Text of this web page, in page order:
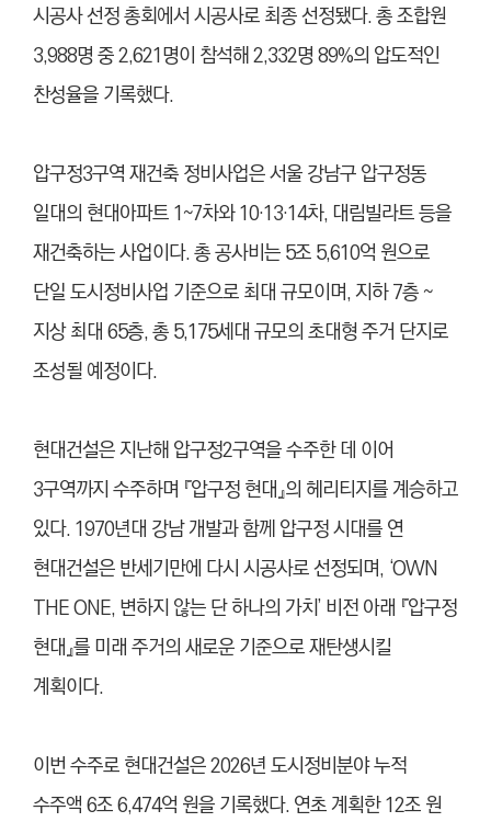
시공사 선정 총회에서 시공사로 최종 선정됐다. 총 조합원
3,988명 중 2,621명이 참석해 2,332명 89%의 압도적인
찬성율을 기록했다.
압구정3구역 재건축 정비사업은 서울 강남구 압구정동
일대의 현대아파트 1~7차와 10·13·14차, 대림빌라트 등을
재건축하는 사업이다. 총 공사비는 5조 5,610억 원으로
단일 도시정비사업 기준으로 최대 규모이며, 지하 7층 ~
지상 최대 65층, 총 5,175세대 규모의 초대형 주거 단지로
조성될 예정이다.
현대건설은 지난해 압구정2구역을 수주한 데 이어
3구역까지 수주하며 『압구정 현대』의 헤리티지를 계승하고
있다. 1970년대 강남 개발과 함께 압구정 시대를 연
현대건설은 반세기만에 다시 시공사로 선정되며, ‘OWN
THE ONE, 변하지 않는 단 하나의 가치’ 비전 아래 『압구정
현대』를 미래 주거의 새로운 기준으로 재탄생시킬
계획이다.
이번 수주로 현대건설은 2026년 도시정비분야 누적
수주액 6조 6,474억 원을 기록했다. 연초 계획한 12조 원